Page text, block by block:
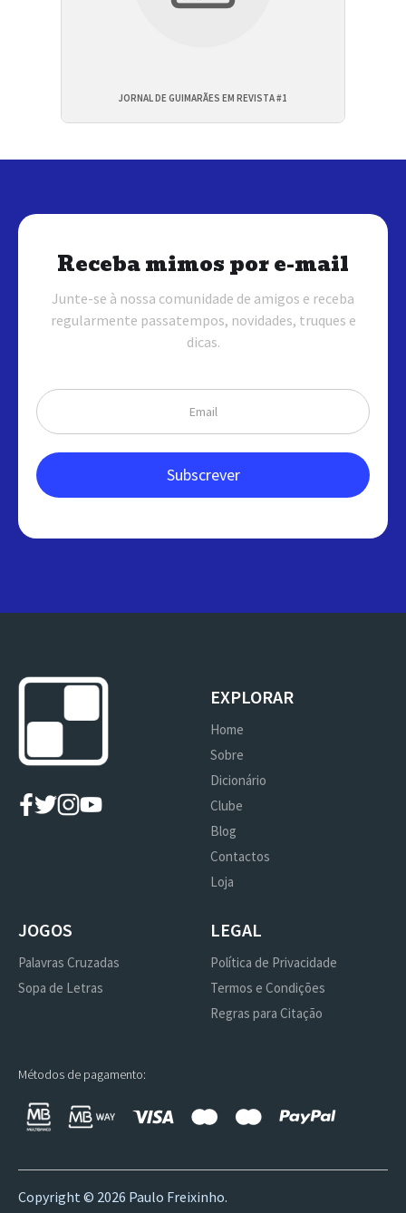
JORNAL DE GUIMARÃES EM REVISTA #1
Receba mimos por e-mail
Junte-se à nossa comunidade de amigos e receba
regularmente passatempos, novidades, truques e
dicas.
EXPLORAR
Home
Sobre
Dicionário
Clube
Blog
Contactos
Loja
JOGOS
Palavras Cruzadas
Sopa de Letras
LEGAL
Política de Privacidade
Termos e Condições
Regras para Citação
Métodos de pagamento:
Copyright © 2026 Paulo Freixinho.